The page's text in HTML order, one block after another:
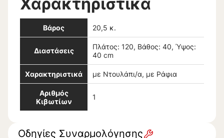
Χαρακτηριστικά
Βάρος 20,5 κ.
Διαστάσεις
Πλάτος: 120, Βάθος: 40, Ύψος:
40 cm
Χαρακτηριστικά με Ντουλάπι/α, με Ράφια
Αριθμός
Κιβωτίων
1
Οδηγίες Συναρμολόγησης